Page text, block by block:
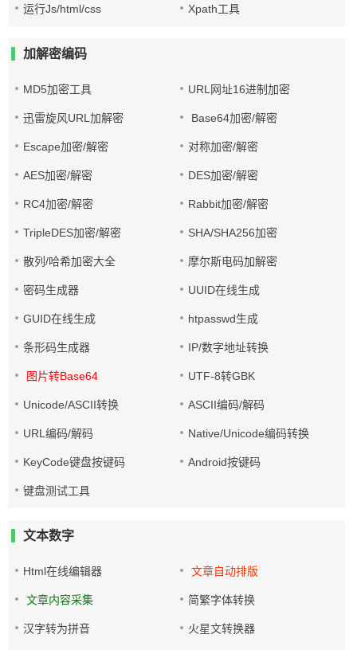
运行Js/html/css Xpath工具
加解密编码
MD5加密工具 URL网址16进制加密
迅雷旋风URL加解密 Base64加密/解密
Escape加密/解密 对称加密/解密
AES加密/解密 DES加密/解密
RC4加密/解密 Rabbit加密/解密
TripleDES加密/解密 SHA/SHA256加密
散列/哈希加密大全 摩尔斯电码加解密
密码生成器 UUID在线生成
GUID在线生成 htpasswd生成
条形码生成器 IP/数字地址转换
图片转Base64 UTF-8转GBK
Unicode/ASCII转换 ASCII编码/解码
URL编码/解码 Native/Unicode编码转换
KeyCode键盘按键码 Android按键码
键盘测试工具
文本数字
Html在线编辑器 文章自动排版
文章内容采集 简繁字体转换
汉字转为拼音 火星文转换器